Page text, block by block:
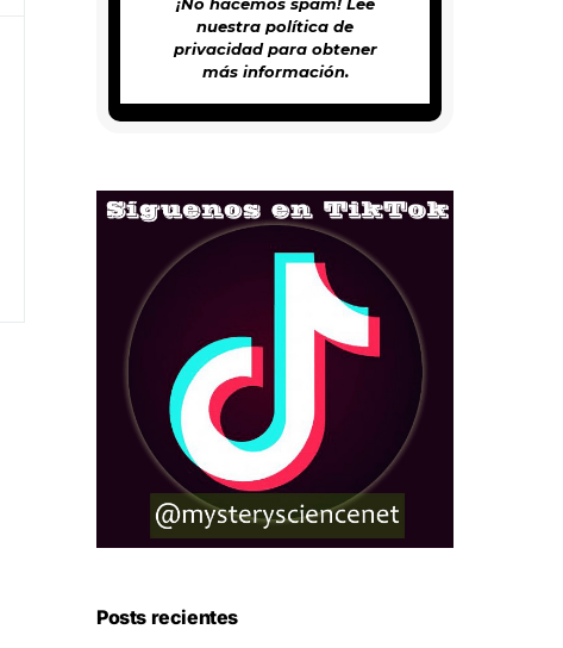
¡No hacemos spam! Lee
nuestra política de
privacidadpara obtener
más información.
Posts recientes